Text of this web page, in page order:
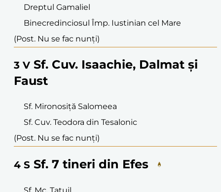
Dreptul Gamaliel
Binecredinciosul Împ. Iustinian cel Mare
(Post. Nu se fac nunți)
3 V Sf. Cuv. Isaachie, Dalmat și
Faust
Sf. Mironosiță Salomeea
Sf. Cuv. Teodora din Tesalonic
(Post. Nu se fac nunți)
4 S Sf. 7 tineri din Efes